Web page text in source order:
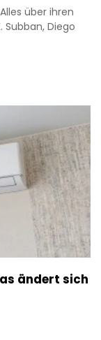
über ihren
Subban, Diego
ändert sich